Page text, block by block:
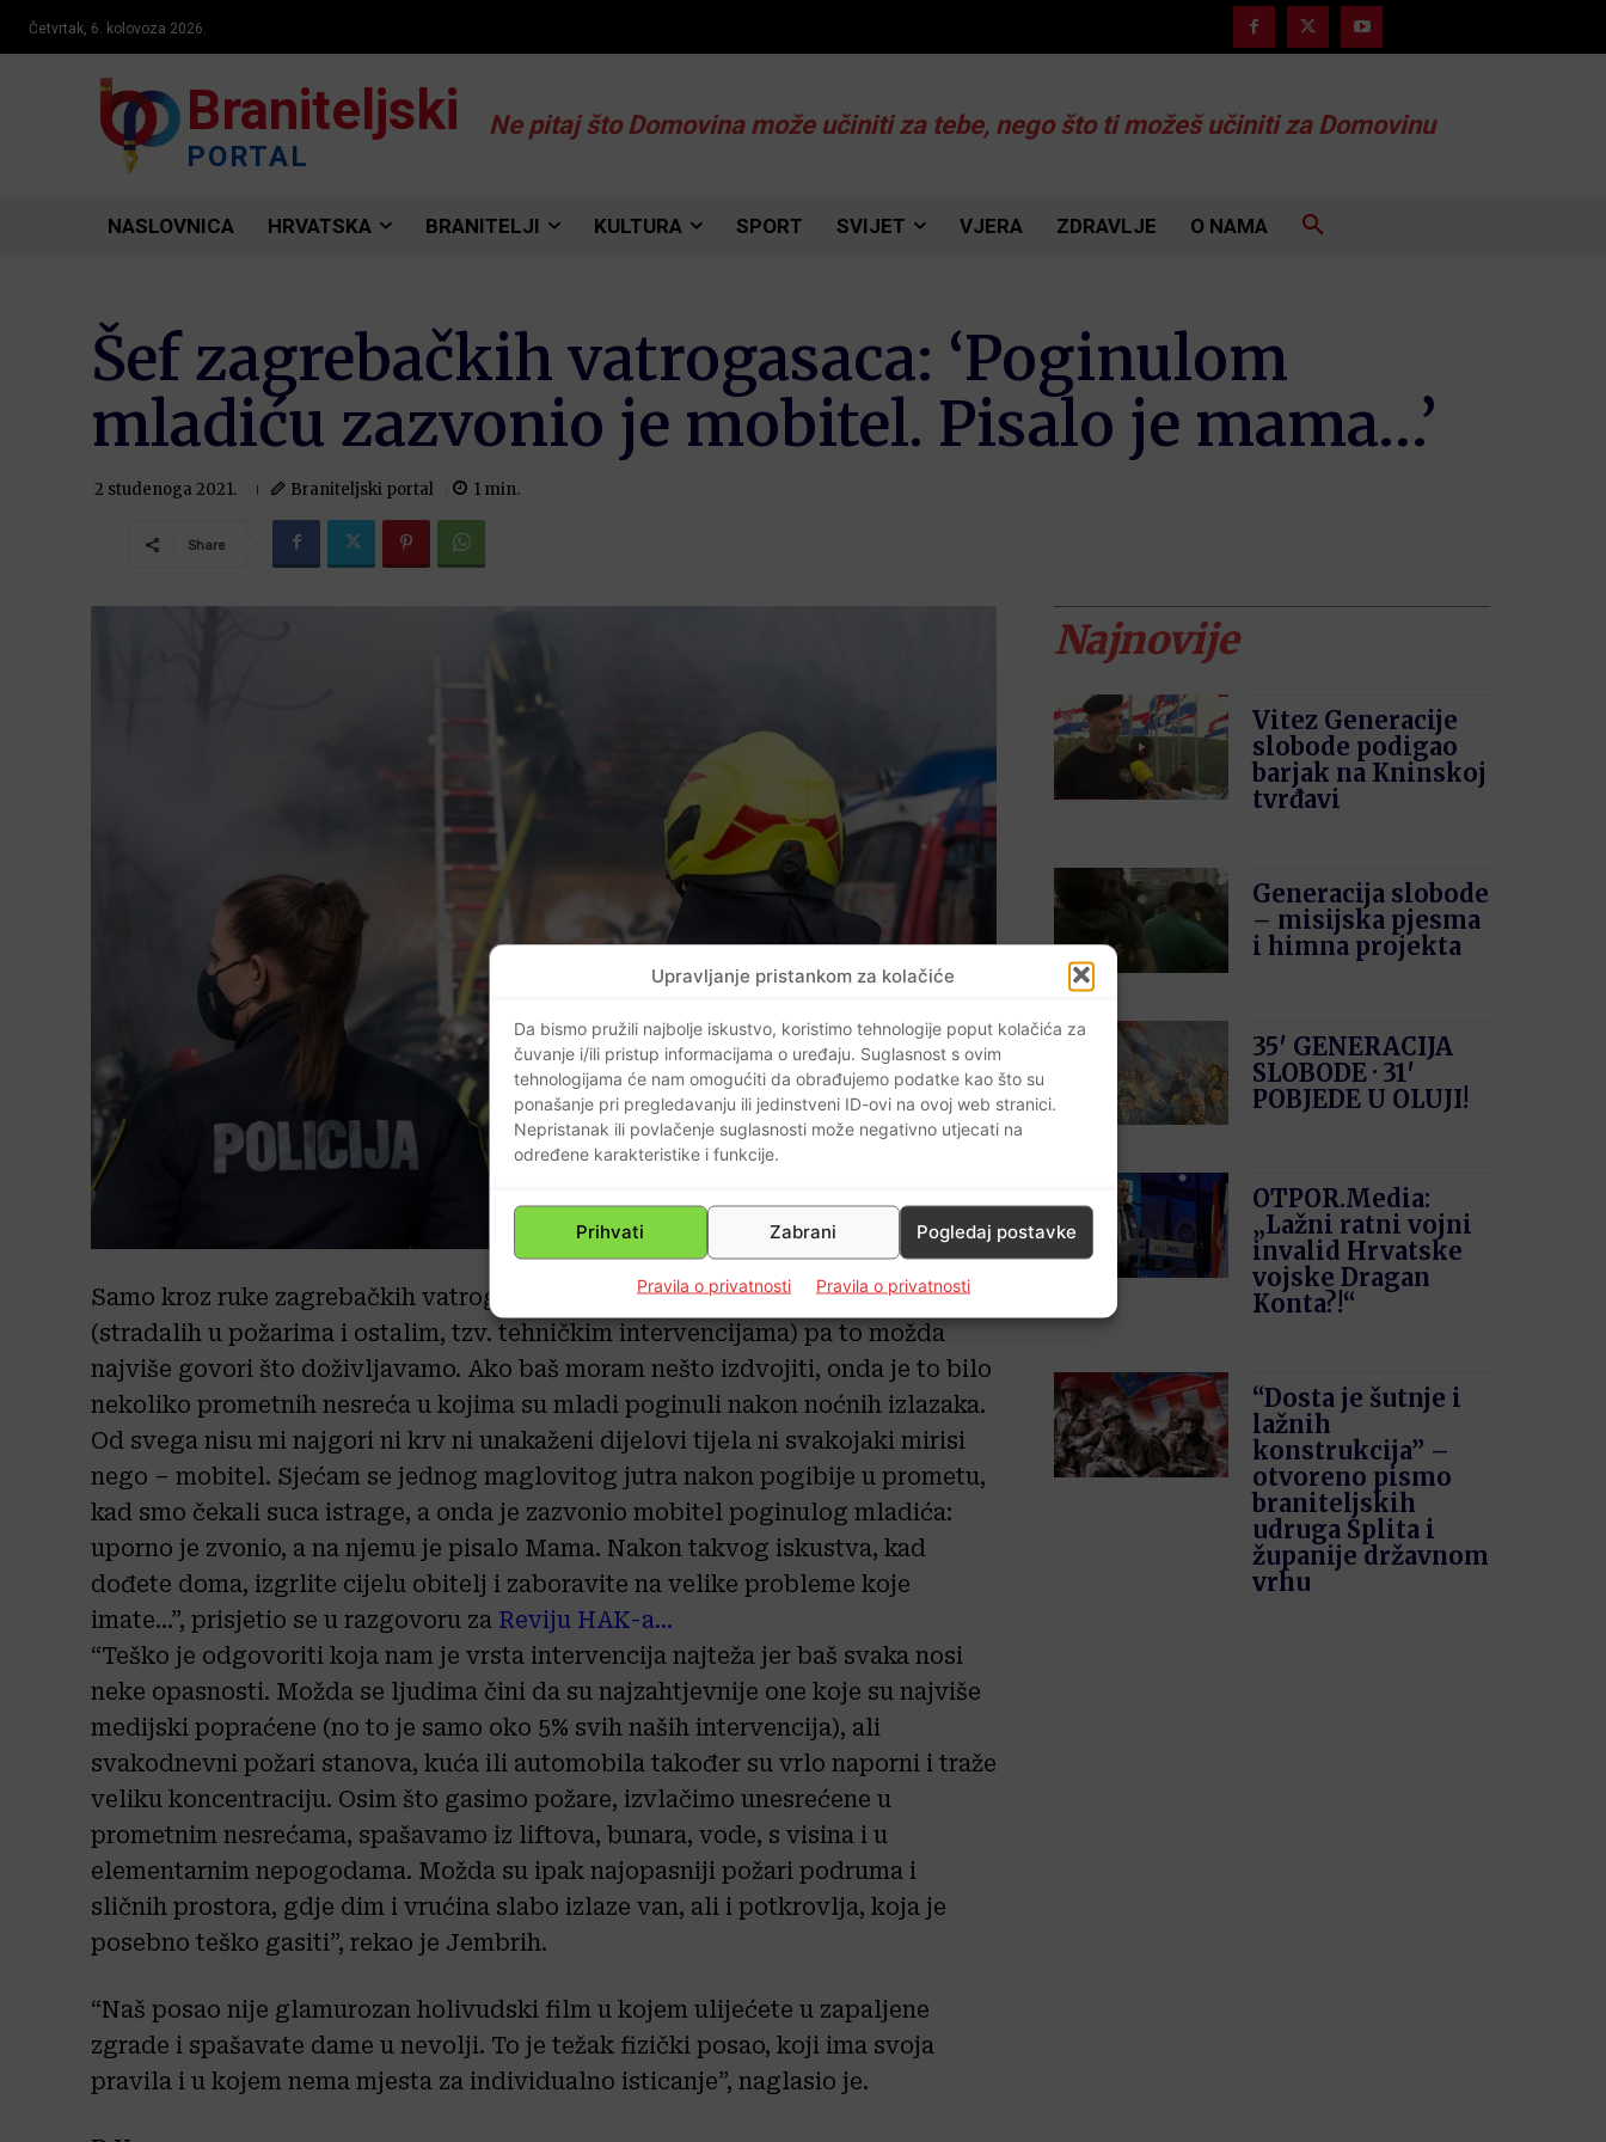
Upravljanje pristankom za kolačiće
Da bismo pružili najbolje iskustvo, koristimo tehnologije poput kolačića za
čuvanje i/ili pristup informacijama o uređaju. Suglasnost s ovim
tehnologijama će nam omogućiti da obrađujemo podatke kao što su
ponašanje pri pregledavanju ili jedinstveni ID-ovi na ovoj web stranici.
Nepristanak ili povlačenje suglasnosti može negativno utjecati na
određene karakteristike i funkcije.
Prihvati Zabrani Pogledaj postavke
Pravila o privatnosti Pravila o privatnosti
Četvrtak, 6. kolovoza 2026.
Braniteljski
PORTAL
Ne pitaj što Domovina može učiniti za tebe, nego što ti možeš učiniti za Domovinu
NASLOVNICA HRVATSKA BRANITELJI KULTURA SPORT SVIJET VJERA ZDRAVLJE O NAMA
Šef zagrebačkih vatrogasaca: ‘Poginulom
mladiću zazvonio je mobitel. Pisalo je mama…’
2 studenoga 2021. Braniteljski portal 1 min.
Share
Samo kroz ruke zagrebačkih vatrogasaca godišnje prođe 150 preminulih osoba
(stradalih u požarima i ostalim, tzv. tehničkim intervencijama) pa to možda
najviše govori što doživljavamo. Ako baš moram nešto izdvojiti, onda je to bilo
nekoliko prometnih nesreća u kojima su mladi poginuli nakon noćnih izlazaka.
Od svega nisu mi najgori ni krv ni unakaženi dijelovi tijela ni svakojaki mirisi
nego – mobitel. Sjećam se jednog maglovitog jutra nakon pogibije u prometu,
kad smo čekali suca istrage, a onda je zazvonio mobitel poginulog mladića:
uporno je zvonio, a na njemu je pisalo Mama. Nakon takvog iskustva, kad
dođete doma, izgrlite cijelu obitelj i zaboravite na velike probleme koje
imate…”, prisjetio se u razgovoru za Reviju HAK-a...
“Teško je odgovoriti koja nam je vrsta intervencija najteža jer baš svaka nosi
neke opasnosti. Možda se ljudima čini da su najzahtjevnije one koje su najviše
medijski popraćene (no to je samo oko 5% svih naših intervencija), ali
svakodnevni požari stanova, kuća ili automobila također su vrlo naporni i traže
veliku koncentraciju. Osim što gasimo požare, izvlačimo unesrećene u
prometnim nesrećama, spašavamo iz liftova, bunara, vode, s visina i u
elementarnim nepogodama. Možda su ipak najopasniji požari podruma i
sličnih prostora, gdje dim i vrućina slabo izlaze van, ali i potkrovlja, koja je
posebno teško gasiti”, rekao je Jembrih.
“Naš posao nije glamurozan holivudski film u kojem ulijećete u zapaljene
zgrade i spašavate dame u nevolji. To je težak fizički posao, koji ima svoja
pravila i u kojem nema mjesta za individualno isticanje”, naglasio je.
Najnovije
Vitez Generacije
slobode podigao
barjak na Kninskoj
tvrđavi
Generacija slobode
– misijska pjesma
i himna projekta
35′ GENERACIJA
SLOBODE · 31′
POBJEDE U OLUJI!
OTPOR.Media:
„Lažni ratni vojni
invalid Hrvatske
vojske Dragan
Konta?!“
“Dosta je šutnje i
lažnih
konstrukcija” –
otvoreno pismo
braniteljskih
udruga Splita i
županije državnom
vrhu